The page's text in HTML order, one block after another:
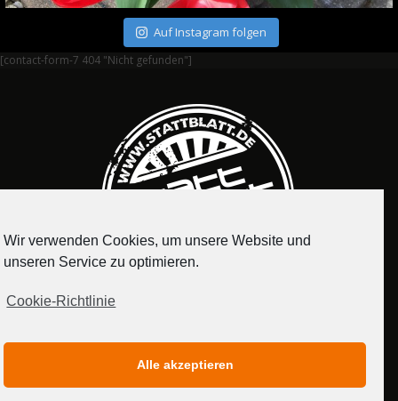
Auf Instagram folgen
[contact-form-7 404 "Nicht gefunden"]
MEDIADATEN
Wir verwenden Cookies, um unsere Website und
unseren Service zu optimieren.
Cookie-Richtlinie
Alle akzeptieren